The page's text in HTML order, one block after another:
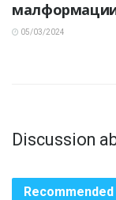
05/03/2024
Discussion
Recommended